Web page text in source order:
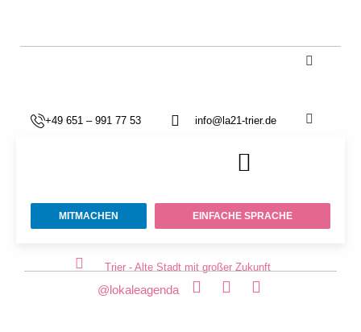
+49 651 – 991 77 53 info@la21-trier.de
MITMACHEN EINFACHE SPRACHE
Trier - Alte Stadt mit großer Zukunft
@lokaleagenda